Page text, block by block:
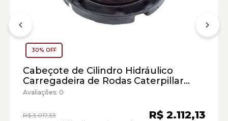
Carregadeira de Rodas Caterpillar:
Motoniveladora Caterpillar:
Modelo:
30% OFF
Cabeçote de Cilindro Hidráulico
Carregadeira de Rodas Caterpillar
Cód:1524192 - Seminovo
Avaliações: 0
R$ 3.017,33 R$ 2.112,13